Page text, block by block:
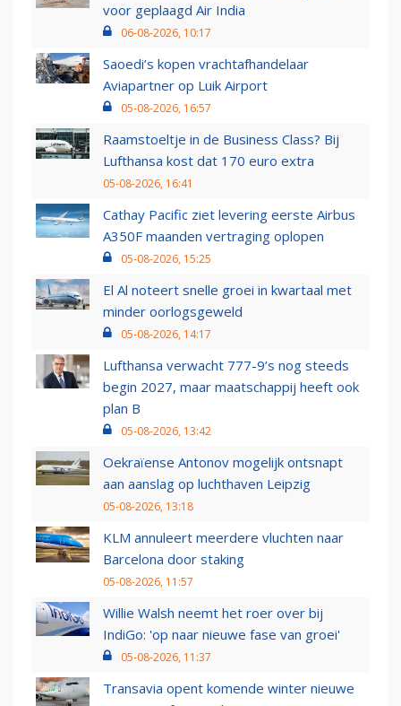
voor geplaagd Air India
06-08-2026, 10:17
Saoedi’s kopen vrachtafhandelaar
Aviapartner op Luik Airport
05-08-2026, 16:57
Raamstoeltje in de Business Class? Bij
Lufthansa kost dat 170 euro extra
05-08-2026, 16:41
Cathay Pacific ziet levering eerste Airbus
A350F maanden vertraging oplopen
05-08-2026, 15:25
El Al noteert snelle groei in kwartaal met
minder oorlogsgeweld
05-08-2026, 14:17
Lufthansa verwacht 777-9’s nog steeds
begin 2027, maar maatschappij heeft ook
plan B
05-08-2026, 13:42
Oekraïense Antonov mogelijk ontsnapt
aan aanslag op luchthaven Leipzig
05-08-2026, 13:18
KLM annuleert meerdere vluchten naar
Barcelona door staking
05-08-2026, 11:57
Willie Walsh neemt het roer over bij
IndiGo: 'op naar nieuwe fase van groei'
05-08-2026, 11:37
Transavia opent komende winter nieuwe